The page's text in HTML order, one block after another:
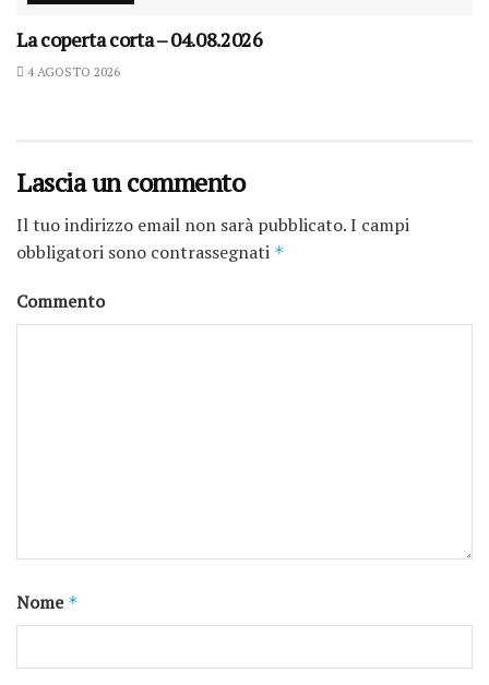
La coperta corta – 04.08.2026
4 AGOSTO 2026
Lascia un commento
Il tuo indirizzo email non sarà pubblicato.I campi
obbligatori sono contrassegnati *
Commento
Nome *